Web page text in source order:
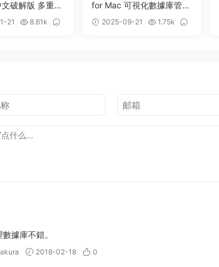
破解版 多重數
具
21
8.61k
for Mac 可視化數據庫管理
工具2025-09-21
1.75k
據庫不錯。
2018-02-18 0